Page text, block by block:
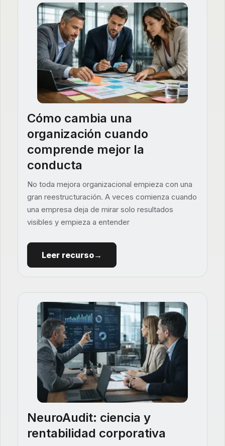
Cómo cambia una
organización cuando
comprende mejor la
conducta
No toda mejora organizacional empieza con una
gran reestructuración. A veces comienza cuando
una empresa deja de mirar solo resultados
visibles y empieza a entender
Leer recurso→
NeuroAudit: ciencia y
rentabilidad corporativa